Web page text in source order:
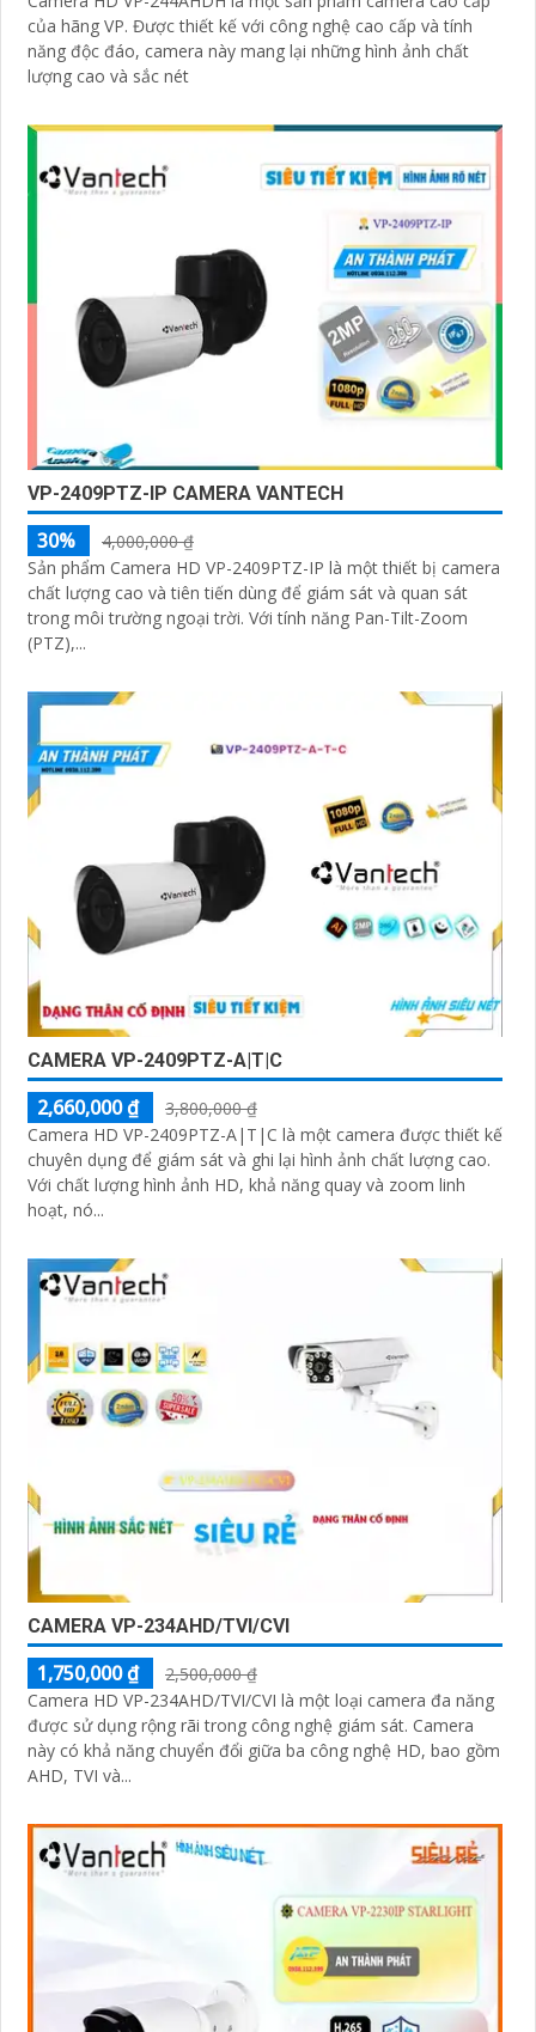
của hãng VP. Được thiết kế với công nghệ cao cấp và tính
năng độc đáo, camera này mang lại những hình ảnh chất
lượng cao và sắc nét
VP-2409PTZ-IP CAMERA VANTECH
30%
4,000,000 ₫
Sản phẩm Camera HD VP-2409PTZ-IP là một thiết bị camera
chất lượng cao và tiên tiến dùng để giám sát và quan sát
trong môi trường ngoại trời. Với tính năng Pan-Tilt-Zoom
(PTZ),...
CAMERA VP-2409PTZ-A|T|C
2,660,000 ₫
3,800,000 ₫
Camera HD VP-2409PTZ-A|T|C là một camera được thiết kế
chuyên dụng để giám sát và ghi lại hình ảnh chất lượng cao.
Với chất lượng hình ảnh HD, khả năng quay và zoom linh
hoạt, nó...
CAMERA VP-234AHD/TVI/CVI
1,750,000 ₫
2,500,000 ₫
Camera HD VP-234AHD/TVI/CVI là một loại camera đa năng
được sử dụng rộng rãi trong công nghệ giám sát. Camera
này có khả năng chuyển đổi giữa ba công nghệ HD, bao gồm
AHD, TVI và...